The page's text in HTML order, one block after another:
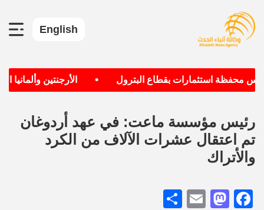
English
محفظة استثمارات بقطاع البترول الأرجنتين وألمانيا
رئيس مؤسسة ماعت: في عهد أردوغان
تم اعتقال عشرات الآلاف من الكرد
والأتراك
Facebook
Mastodon
Email